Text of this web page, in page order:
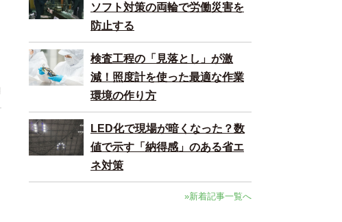
ソフト対策の両輪で労働災害を
防止する
検査工程の「見落とし」が激
減！照度計を使った最適な作業
環境の作り方
LED化で現場が暗くなった？数
値で示す「納得感」のある省エ
ネ対策
»新着記事一覧へ